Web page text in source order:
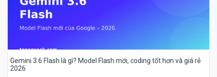
Gemini 3.6 Flash là gì? Model Flash mới, coding tốt hơn và giá rẻ
2026